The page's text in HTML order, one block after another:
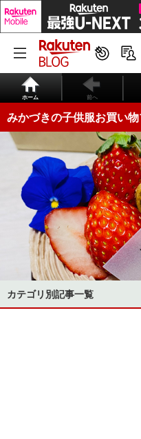
ホーム 前へ
みかづきの子供服お買い
カテゴリ別記事一覧